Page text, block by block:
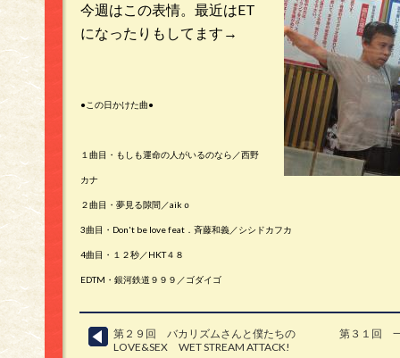
今週はこの表情。最近はET
になったりもしてます→
●この日かけた曲●
１曲目・もしも運命の人がいるのなら／西野
カナ
２曲目・夢見る隙間／aikｏ
3曲目・Don't be love feat．斉藤和義／シシドカフカ
4曲目・１２秒／HKT４８
EDTM・銀河鉄道９９９／ゴダイゴ
第２９回 バカリズムさんと僕たちの
LOVE&SEX WET STREAM ATTACK!
第３１回